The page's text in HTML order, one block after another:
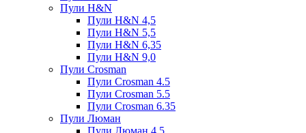
Пули H&N
Пули H&N 4,5
Пули H&N 5,5
Пули H&N 6,35
Пули H&N 9,0
Пули Crosman
Пули Crosman 4.5
Пули Crosman 5.5
Пули Crosman 6.35
Пули Люман
Пули Люман 4.5